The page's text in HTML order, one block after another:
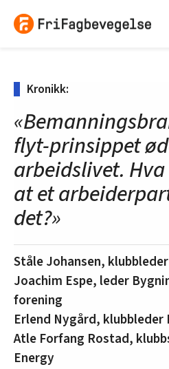
Kronikk:
flyt-prinsippet
arbeidslivet.
at et
det?»
Ståle Johansen,
Joachim Espe, leder
forening
Erlend Nygård, klubbleder
Atle Forfang Rostad,
Energy